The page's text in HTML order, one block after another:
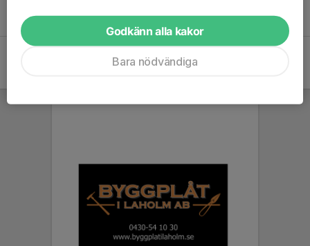
Godkänn alla kakor
Bara nödvändiga